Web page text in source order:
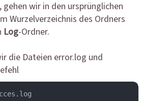
wir in den ursprünglichen
Wurzelverzeichnis des Ordners
Log-Ordner.
die Dateien error.log und